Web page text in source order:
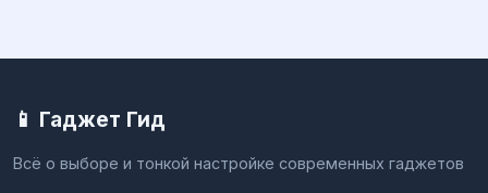
📱 Гаджет Гид
Всё о выборе и тонкой настройке современных гаджетов